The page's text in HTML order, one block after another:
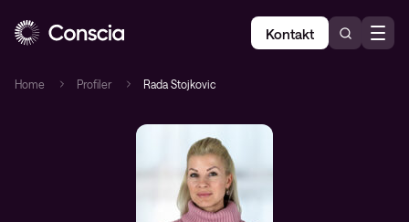
Kontakt
Home Profiler Rada Stojkovic